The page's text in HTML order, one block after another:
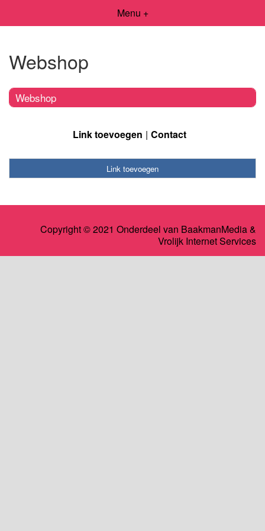
Menu +
Webshop
Webshop
Link toevoegen Contact
Link toevoegen
Copyright © 2021 Onderdeel van BaakmanMedia&
Vrolijk Internet Services